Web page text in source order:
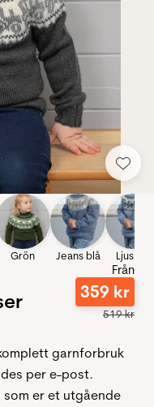
Grön Jeans blå Ljus blå
Från
359 kr
519kr
garnforbruk
per e-post.
som er et utgående